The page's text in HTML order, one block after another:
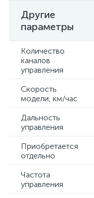
Другие
параметры
Количество
каналов
управления
Скорость
модели, км/час
Дальность
управления
Приобретается
отдельно
Частота
управления